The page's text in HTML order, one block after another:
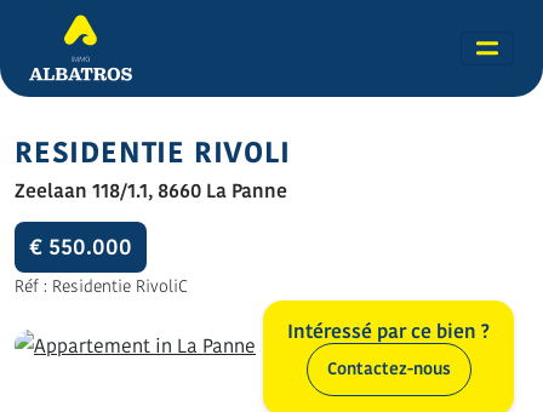
RESIDENTIE RIVOLI
Zeelaan 118/1.1, 8660 La Panne
€ 550.000
Réf : Residentie RivoliC
Toutes les photos (13)
Intéressé par ce bien ?
Contactez-nous